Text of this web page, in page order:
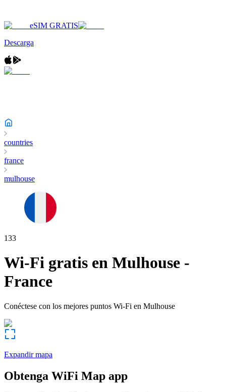
eSIM GRATIS
Descarga
countries
france
mulhouse
133
Wi-Fi gratis en Mulhouse -
France
Conéctese con los mejores puntos Wi-Fi en Mulhouse
Expandir mapa
Obtenga WiFi Map app